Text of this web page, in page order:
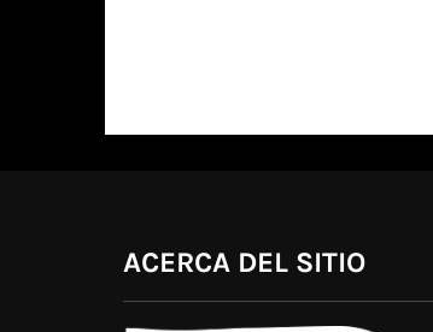
ACERCA DEL SITIO